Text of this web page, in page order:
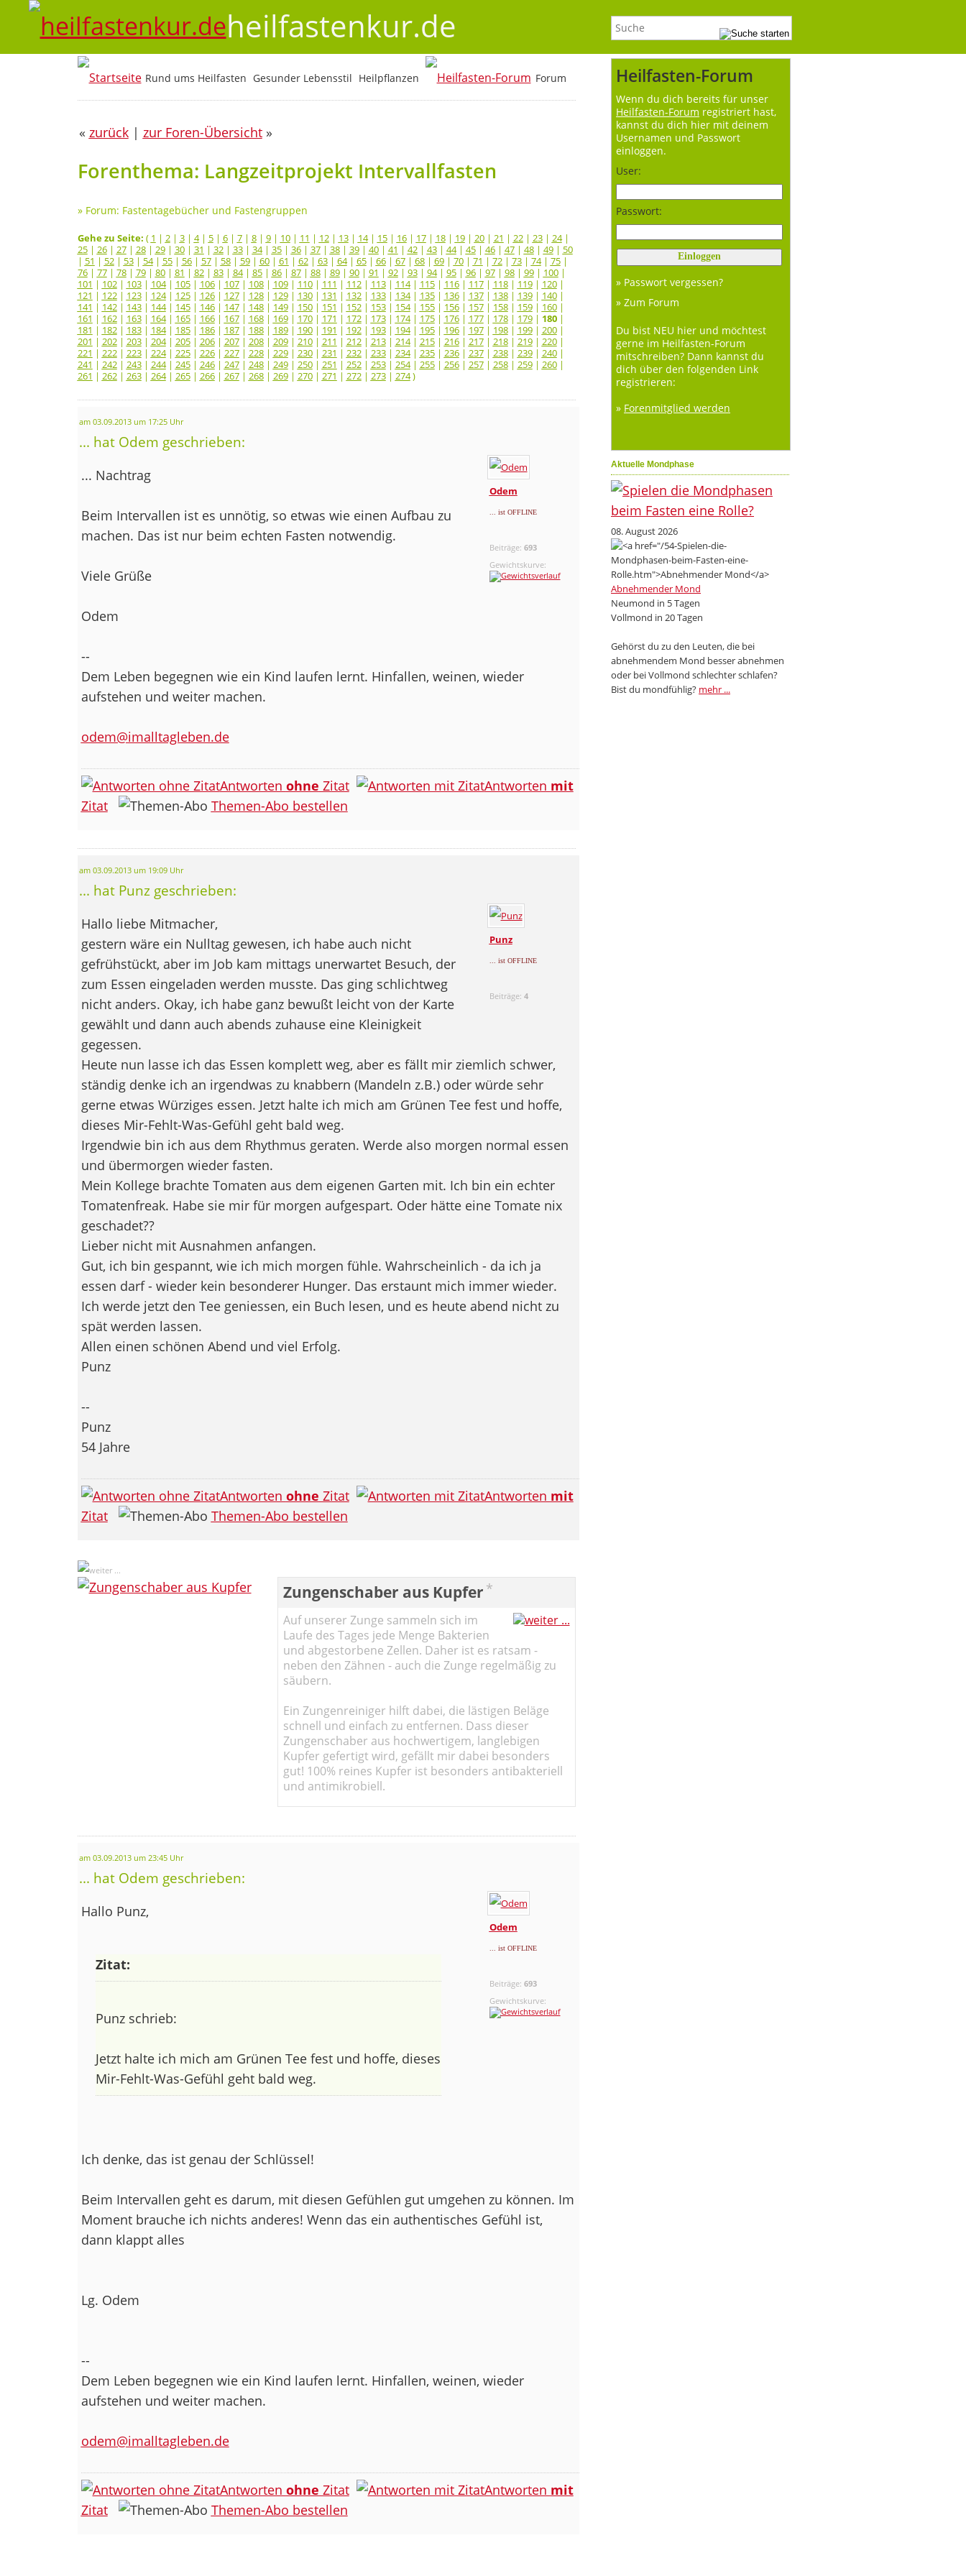
heilfastenkur.de
Heilfasten-Forum
Wenn du dich bereits für unser
Heilfasten-Forum registriert hast,
kannst du dich hier mit deinem
Usernamen und Passwort
einloggen.
User:
Passwort:
» Passwort vergessen?
» Zum Forum
Du bist NEU hier und möchtest
gerne im Heilfasten-Forum
mitschreiben? Dann kannst du
dich über den folgenden Link
registrieren:
» Forenmitglied werden
Aktuelle Mondphase
08. August 2026
Abnehmender Mond
Neumond in 5 Tagen
Vollmond in 20 Tagen
Gehörst du zu den Leuten, die bei
abnehmendem Mond besser abnehmen
oder bei Vollmond schlechter schlafen?
Bist du mondfühlig? mehr ...
Rund ums Heilfasten Gesunder Lebensstil Heilpflanzen Forum
« zurück| zur Foren-Übersicht»
Forenthema: Langzeitprojekt Intervallfasten
» Forum: Fastentagebücher und Fastengruppen
Gehe zu Seite: ( 1 | 2| 3| 4| 5| 6| 7| 8| 9| 10| 11 | 12| 13| 14| 15| 16| 17| 18| 19| 20| 21 | 22| 23| 24|
25| 26| 27| 28| 29| 30| 31 | 32| 33| 34| 35| 36| 37| 38| 39| 40| 41 | 42| 43| 44| 45| 46| 47| 48| 49| 50
| 51 | 52| 53| 54| 55| 56| 57| 58| 59| 60| 61 | 62| 63| 64| 65| 66| 67| 68| 69| 70| 71 | 72| 73| 74| 75|
76| 77| 78| 79| 80| 81 | 82| 83| 84| 85| 86| 87| 88| 89| 90| 91 | 92| 93| 94| 95| 96| 97| 98| 99| 100|
101 | 102| 103| 104| 105| 106| 107| 108| 109| 110| 111 | 112| 113| 114| 115| 116| 117| 118| 119| 120|
121 | 122| 123| 124| 125| 126| 127| 128| 129| 130| 131 | 132| 133| 134| 135| 136| 137| 138| 139| 140|
141 | 142| 143| 144| 145| 146| 147| 148| 149| 150| 151 | 152| 153| 154| 155| 156| 157| 158| 159| 160|
161 | 162| 163| 164| 165| 166| 167| 168| 169| 170| 171 | 172| 173| 174| 175| 176| 177| 178| 179| 180|
181 | 182| 183| 184| 185| 186| 187| 188| 189| 190| 191 | 192| 193| 194| 195| 196| 197| 198| 199| 200|
201 | 202| 203| 204| 205| 206| 207| 208| 209| 210| 211 | 212| 213| 214| 215| 216| 217| 218| 219| 220|
221 | 222| 223| 224| 225| 226| 227| 228| 229| 230| 231 | 232| 233| 234| 235| 236| 237| 238| 239| 240|
241 | 242| 243| 244| 245| 246| 247| 248| 249| 250| 251 | 252| 253| 254| 255| 256| 257| 258| 259| 260|
261 | 262| 263| 264| 265| 266| 267| 268| 269| 270| 271 | 272| 273| 274)
am 03.09.2013 um 17:25 Uhr
... hat Odem geschrieben:
Odem
... ist OFFLINE
Beiträge: 693
Gewichtskurve:
... Nachtrag
Beim Intervallen ist es unnötig, so etwas wie einen Aufbau zu
machen. Das ist nur beim echten Fasten notwendig.
Viele Grüße
Odem
--
Dem Leben begegnen wie ein Kind laufen lernt. Hinfallen, weinen, wieder
aufstehen und weiter machen.
odem@imalltagleben.de
Antworten ohne Zitat Antworten mit
Zitat
Themen-Abo bestellen
am 03.09.2013 um 19:09 Uhr
... hat Punz geschrieben:
Punz
... ist OFFLINE
Beiträge: 4
Hallo liebe Mitmacher,
gestern wäre ein Nulltag gewesen, ich habe auch nicht
gefrühstückt, aber im Job kam mittags unerwartet Besuch, der
zum Essen eingeladen werden musste. Das ging schlichtweg
nicht anders. Okay, ich habe ganz bewußt leicht von der Karte
gewählt und dann auch abends zuhause eine Kleinigkeit
gegessen.
Heute nun lasse ich das Essen komplett weg, aber es fällt mir ziemlich schwer,
ständig denke ich an irgendwas zu knabbern (Mandeln z.B.) oder würde sehr
gerne etwas Würziges essen. Jetzt halte ich mich am Grünen Tee fest und hoffe,
dieses Mir-Fehlt-Was-Gefühl geht bald weg.
Irgendwie bin ich aus dem Rhythmus geraten. Werde also morgen normal essen
und übermorgen wieder fasten.
Mein Kollege brachte Tomaten aus dem eigenen Garten mit. Ich bin ein echter
Tomatenfreak. Habe sie mir für morgen aufgespart. Oder hätte eine Tomate nix
geschadet??
Lieber nicht mit Ausnahmen anfangen.
Gut, ich bin gespannt, wie ich mich morgen fühle. Wahrscheinlich - da ich ja
essen darf - wieder kein besonderer Hunger. Das erstaunt mich immer wieder.
Ich werde jetzt den Tee geniessen, ein Buch lesen, und es heute abend nicht zu
spät werden lassen.
Allen einen schönen Abend und viel Erfolg.
Punz
--
Punz
54 Jahre
Antworten ohne Zitat Antworten mit
Zitat
Themen-Abo bestellen
Zungenschaber aus Kupfer *
Auf unserer Zunge sammeln sich im
Laufe des Tages jede Menge Bakterien
und abgestorbene Zellen. Daher ist es ratsam -
neben den Zähnen - auch die Zunge regelmäßig zu
säubern.
Ein Zungenreiniger hilft dabei, die lästigen Beläge
schnell und einfach zu entfernen. Dass dieser
Zungenschaber aus hochwertigem, langlebigen
Kupfer gefertigt wird, gefällt mir dabei besonders
gut! 100% reines Kupfer ist besonders antibakteriell
und antimikrobiell.
am 03.09.2013 um 23:45 Uhr
... hat Odem geschrieben:
Odem
... ist OFFLINE
Beiträge: 693
Gewichtskurve:
Hallo Punz,
Zitat:
Punz schrieb:
Jetzt halte ich mich am Grünen Tee fest und hoffe, dieses
Mir-Fehlt-Was-Gefühl geht bald weg.
Ich denke, das ist genau der Schlüssel!
Beim Intervallen geht es darum, mit diesen Gefühlen gut umgehen zu können. Im
Moment brauche ich nichts anderes! Wenn das ein authentisches Gefühl ist,
dann klappt alles
Lg. Odem
--
Dem Leben begegnen wie ein Kind laufen lernt. Hinfallen, weinen, wieder
aufstehen und weiter machen.
odem@imalltagleben.de
Antworten ohne Zitat Antworten mit
Zitat
Themen-Abo bestellen